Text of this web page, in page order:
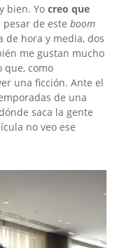
bien. Yo creo que
pesar de este boom
de hora y media, dos
me gustan mucho
que, como
una ficción. Ante el
de una
saca la gente
no veo ese